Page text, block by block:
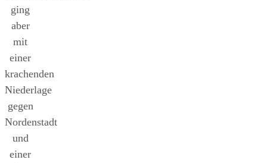
ging
aber
mit
einer
krachenden
Niederlage
gegen
Nordenstadt
und
einer